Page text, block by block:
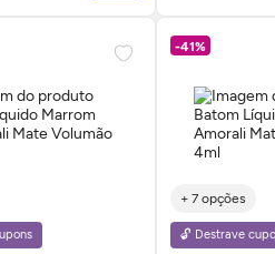
-41%
+ 7 opções
🔓 Destrave